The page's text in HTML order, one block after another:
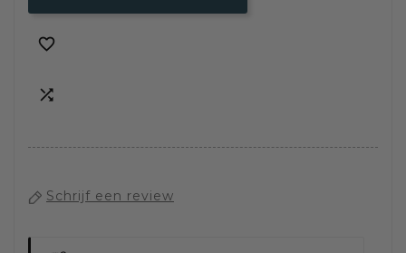


Schrijf een review